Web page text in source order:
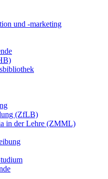
und -marketing
(ZfLB)
in der Lehre (ZMML)